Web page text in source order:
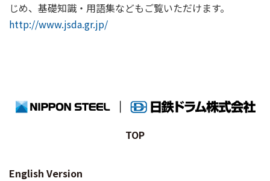
じめ、基礎知識・用語集などもご覧いただけます。
http://www.jsda.gr.jp/
TOP
English Version